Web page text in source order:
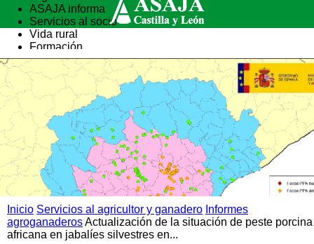
ASAJA informa
Servicios al socio
Vida rural
Formación
Inicio Servicios al agricultor y ganadero Informes
agroganaderosActualización de la situación de peste porcina
africana en jabalíes silvestres en...